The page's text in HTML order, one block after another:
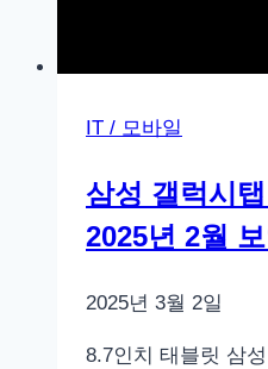
IT / 모바일
삼성 갤럭시
2025년 2월
2025년 3월 2일
8.7인치 태블릿 삼